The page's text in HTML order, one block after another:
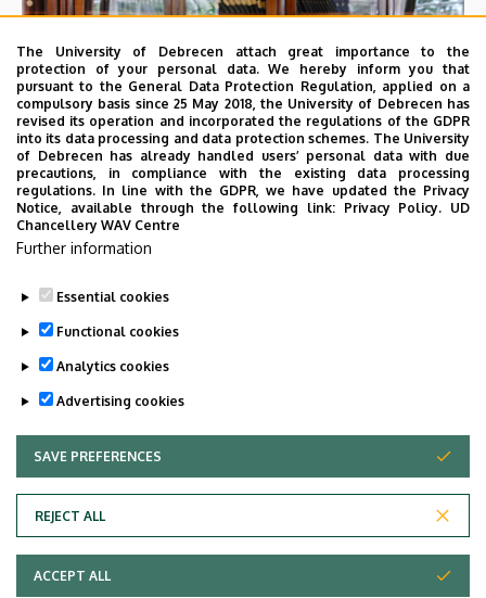
2026.07.09
Adományátadó, HUNÉP, Gyermekgyógyászati Klinika,
KK, DE
Adatvédelem
The University of Debrecen attach great importance to the
protection of your personal data. We hereby inform you that
pursuant to the General Data Protection Regulation, applied on a
compulsory basis since 25 May 2018, the University of Debrecen has
revised its operation and incorporated the regulations of the GDPR
into its data processing and data protection schemes. The University
of Debrecen has already handled users’ personal data with due
precautions, in compliance with the existing data processing
regulations. In line with the GDPR, we have updated the Privacy
Notice, available through the following link: Privacy Policy. UD
Chancellery WAV Centre
Further information
Essential cookies
Functional cookies
Analytics cookies
Advertising cookies
SAVE PREFERENCES
REJECT ALL
WITHDRAW CONSENT
ACCEPT ALL